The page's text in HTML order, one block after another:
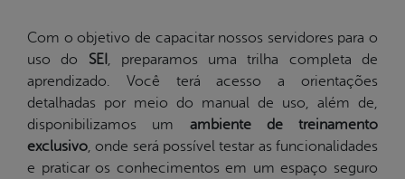
Com o objetivo de capacitar nossos servidores para o
uso do SEI , preparamos uma trilha completa de
aprendizado. Você terá acesso a orientações
detalhadas por meio do manual de uso, além de,
disponibilizamos um ambiente de treinamento
exclusivo, onde será possível testar as funcionalidades
e praticar os conhecimentos em um espaço seguro